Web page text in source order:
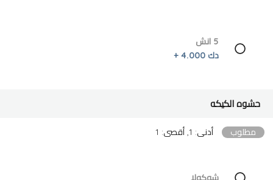
5 انش
دك 4.000 +
حشوه الكيكه
مطلوب أدنى: 1, أقصى: 1
شوكولا